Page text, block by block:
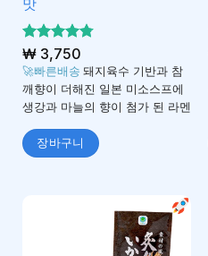
5 중에서
4.75로 평
가됨
₩3,750
🚀빠른배송 돼지육수 기반과 참
깨향이 더해진 일본 미소스프에
생강과 마늘의 향이 첨가 된 라멘
장바구니